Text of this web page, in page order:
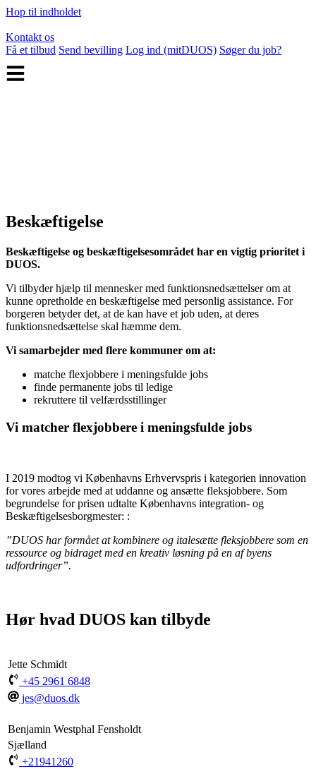
Hop til indholdet
Kontakt os
Få et tilbud Send bevilling Log ind (mitDUOS) Søger du job?
Beskæftigelse
Beskæftigelse og beskæftigelsesområdet har en vigtig prioritet i
DUOS.
Vi tilbyder hjælp til mennesker med funktionsnedsættelser om at
kunne opretholde en beskæftigelse med personlig assistance. For
borgeren betyder det, at de kan have et job uden, at deres
funktionsnedsættelse skal hæmme dem.
Vi samarbejder med flere kommuner om at:
matche flexjobbere i meningsfulde jobs
finde permanente jobs til ledige
rekruttere til velfærdsstillinger
Vi matcher flexjobbere i meningsfulde jobs
I 2019 modtog vi Københavns Erhvervspris i kategorien innovation
for vores arbejde med at uddanne og ansætte fleksjobbere. Som
begrundelse for prisen udtalte Københavns integration- og
Beskæftigelsesborgmester: :
”DUOS har formået at kombinere og italesætte fleksjobbere som en
ressource og bidraget med en kreativ løsning på en af byens
udfordringer”.
Hør hvad DUOS kan tilbyde
Jette Schmidt
+45 2961 6848
jes@duos.dk
Benjamin Westphal Fensholdt
Sjælland
+21941260